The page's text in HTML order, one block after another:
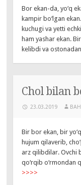
Bor ekan-da, yo‘q
kampir bo‘lgan
kuchugi va yetti
ham yashar ekan.
kelibdi va
Chol bilan
23.03.2019
Bir bor ekan, bir
hujum qilaverib,
arz qilibdilar. Ovchi
qo‘rqib o‘rmondan
>>>>